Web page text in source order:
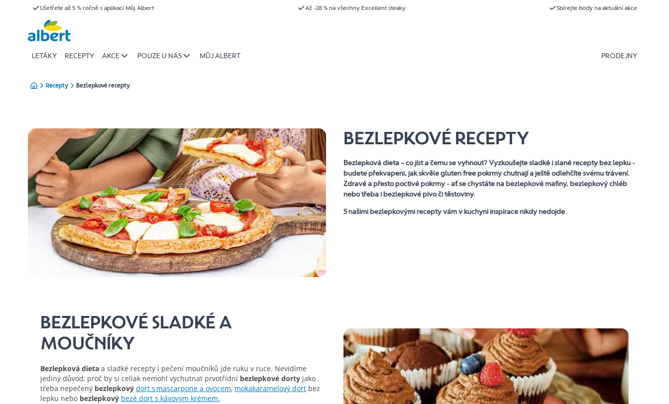
BezlepkovéUšetřete až 5 % ročně s aplikací Můj Albert Až -28 % na všechny Excellent steaky Sbírejte body na aktuální akce
LETÁKY RECEPTY AKCE POUZE U NÁS MŮJ ALBERT PRODEJNY
Recepty Bezlepkové recepty
BEZLEPKOVÉ RECEPTY
Bezlepková dieta – co jíst a čemu se vyhnout? Vyzkoušejte sladké i slané recepty bez lepku -
budete překvapeni, jak skvěle gluten free pokrmy chutnají a ještě odlehčíte svému trávení.
Zdravé a přesto poctivé pokrmy - ať se chystáte na bezlepkové mafiny, bezlepkový chléb
nebo třeba i bezlepkové pivo či těstoviny.
S našimi bezlepkovými recepty vám v kuchyni inspirace nikdy nedojde.
BEZLEPKOVÉ SLADKÉ A
MOUČNÍKY
Bezlepková dieta a sladké recepty i pečení moučníků jde ruku v ruce. Nevidíme
jediný důvod, proč by si celiak nemohl vychutnat prvotřídní bezlepkové dorty jako
třeba nepečený bezlepkový dort s mascarpone a ovocem, mokakaramelový dort bez
lepku nebo bezlepkový bezé dort s kávovým krémem.